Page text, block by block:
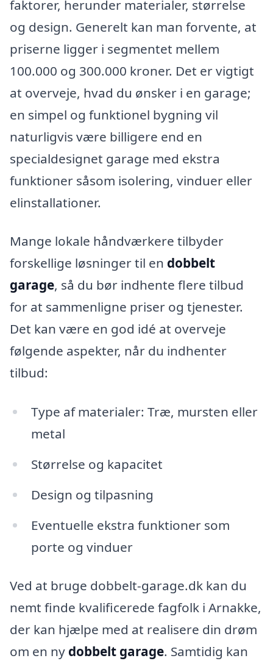
faktorer, herunder materialer, størrelse
og design. Generelt kan man forvente, at
priserne ligger i segmentet mellem
100.000 og 300.000 kroner. Det er vigtigt
at overveje, hvad du ønsker i en garage;
en simpel og funktionel bygning vil
naturligvis være billigere end en
specialdesignet garage med ekstra
funktioner såsom isolering, vinduer eller
elinstallationer.
Mange lokale håndværkere tilbyder
forskellige løsninger til en dobbelt
garage, så du bør indhente flere tilbud
for at sammenligne priser og tjenester.
Det kan være en god idé at overveje
følgende aspekter, når du indhenter
tilbud:
Type af materialer: Træ, mursten eller
metal
Størrelse og kapacitet
Design og tilpasning
Eventuelle ekstra funktioner som
porte og vinduer
Ved at bruge dobbelt-garage.dk kan du
nemt finde kvalificerede fagfolk i Arnakke,
der kan hjælpe med at realisere din drøm
om en ny dobbelt garage. Samtidig kan